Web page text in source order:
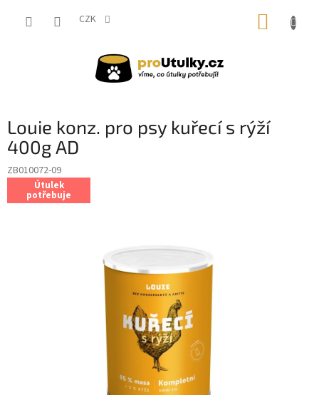
CZK
Louie konz. pro psy kuřecí s rýží
400g AD
ZB010072-09
Útulek
potřebuje